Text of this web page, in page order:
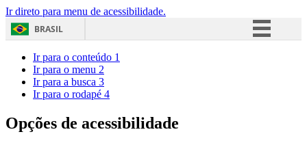
Ir direto para menu de acessibilidade.
BRASIL
Acesso à informação
Ir para o conteúdo 1
Ir para o menu 2
Ir para a busca 3
Ir para o rodapé 4
Opções de acessibilidade